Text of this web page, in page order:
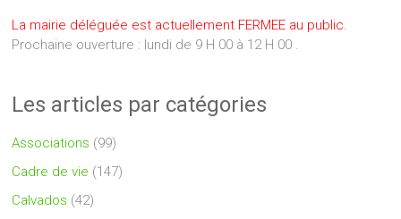
La mairie déléguée est actuellement FERMEE au public.
Prochaine ouverture : lundi de 9 H 00 à 12 H 00 .
Les articles par catégories
Associations (99)
Cadre de vie (147)
Calvados (42)